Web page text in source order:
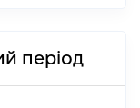
період